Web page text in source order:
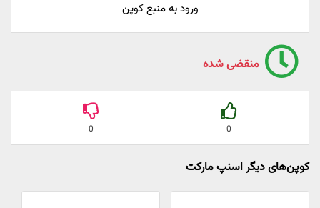
ورود به منبع کوپن
منقضی شده
0
0
کوپن‌های دیگر اسنپ مارکت